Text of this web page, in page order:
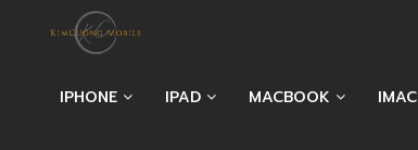
IPHONE IPAD MACBOOK IMAC